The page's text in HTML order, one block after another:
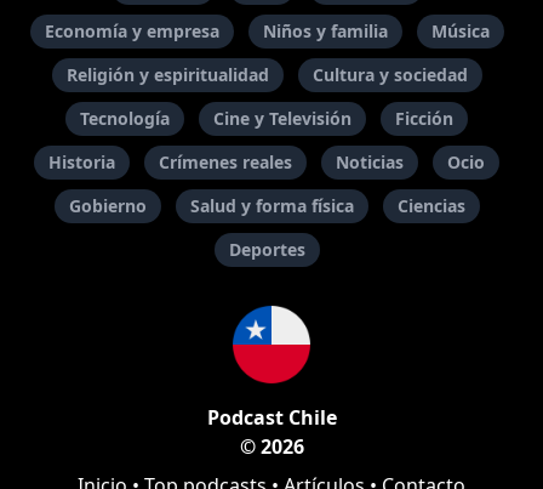
Economía y empresa
Niños y familia
Música
Religión y espiritualidad
Cultura y sociedad
Tecnología
Cine y Televisión
Ficción
Historia
Crímenes reales Noticias
Ocio
Gobierno
Salud y forma física
Ciencias
Deportes
Podcast Chile
© 2026